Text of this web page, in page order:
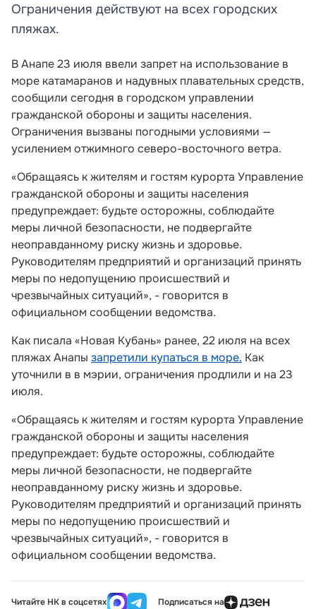
Ограничения действуют на всех городских
пляжах.
В Анапе 23 июля ввели запрет на использование в
море катамаранов и надувных плавательных средств,
сообщили сегодня в городском управлении
гражданской обороны и защиты населения.
Ограничения вызваны погодными условиями —
усилением отжимного северо-восточного ветра.
«Обращаясь к жителям и гостям курорта Управление
гражданской обороны и защиты населения
предупреждает: будьте осторожны, соблюдайте
меры личной безопасности, не подвергайте
неоправданному риску жизнь и здоровье.
Руководителям предприятий и организаций принять
меры по недопущению происшествий и
чрезвычайных ситуаций», - говорится в
официальном сообщении ведомства.
Как писала «Новая Кубань» ранее, 22 июля на всех
пляжах Анапы запретили купаться в море. Как
уточнили в в мэрии, ограничения продлили и на 23
июля.
«Обращаясь к жителям и гостям курорта Управление
гражданской обороны и защиты населения
предупреждает: будьте осторожны, соблюдайте
меры личной безопасности, не подвергайте
неоправданному риску жизнь и здоровье.
Руководителям предприятий и организаций принять
меры по недопущению происшествий и
чрезвычайных ситуаций», - говорится в
официальном сообщении ведомства.
Читайте НК в соцсетях Подписаться на